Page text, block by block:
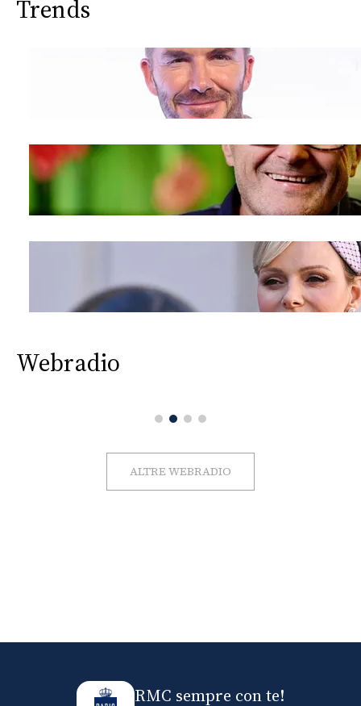
Trends
Webradio
ALTRE WEBRADIO
RMC sempre con te!